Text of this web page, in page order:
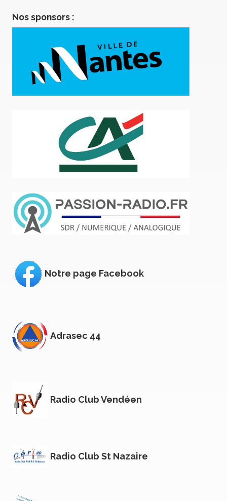
Nos sponsors :
Notre page Facebook
Adrasec 44
Radio Club Vendéen
Radio Club St Nazaire